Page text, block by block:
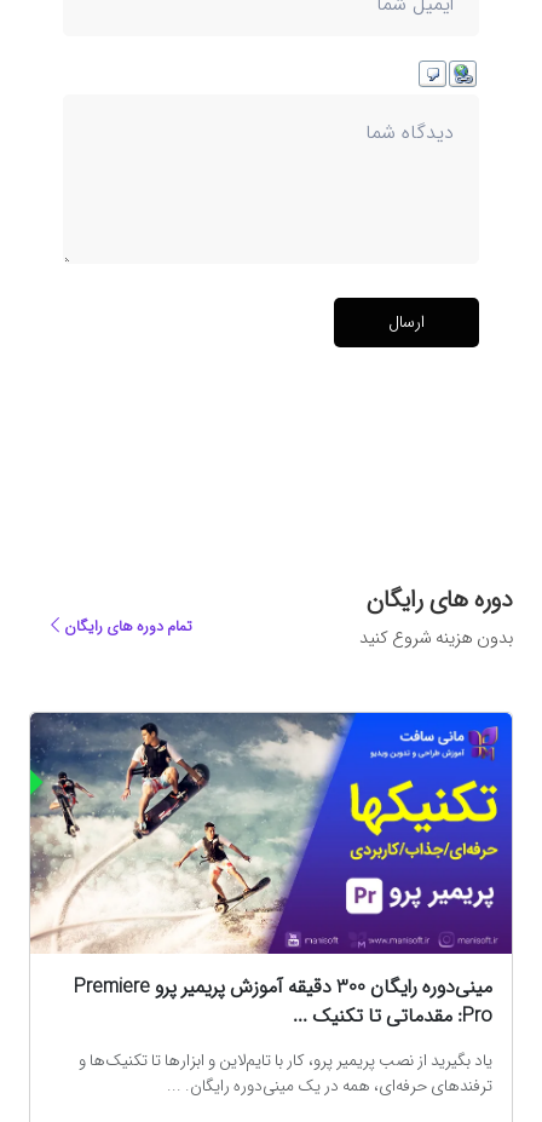
ارسال
دوره های رایگان
بدون هزینه شروع کنید تمام دوره های رایگان
مینی‌دوره رایگان 300 دقیقه آموزش پریمیر پرو Premiere
Pro: مقدماتی تا تکنیک‌ ...
یاد بگیرید از نصب پریمیر پرو، کار با تایم‌لاین و ابزارها تا تکنیک‌ها و
ترفندهای حرفه‌ای، همه در یک مینی‌دوره رایگان. ...